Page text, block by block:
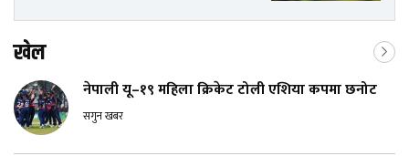
खेल
नेपाली यू–१९ महिला क्रिकेट टोली एशिया कपमा छनोट
सगुन खबर